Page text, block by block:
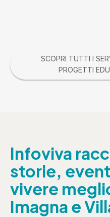
SCOPRI TUTTI I
PROGETTI
Infoviva
storie,
vivere
Imagna e